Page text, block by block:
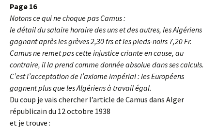
Page 16
Notons ce qui ne choque pas Camus :
le détail du salaire horaire des uns et des autres, les Algériens
gagnant après les grèves 2,30 frs et les pieds-noirs 7,20 Fr.
Camus ne remet pas cette injustice criante en cause, au
contraire, il la prend comme donnée absolue dans ses calculs.
C’est l’acceptation de l’axiome impérial : les Européens
gagnent plus que les Algériens à travail égal.
Du coup je vais chercher l’article de Camus dans Alger
républicain du 12 octobre 1938
et je trouve :